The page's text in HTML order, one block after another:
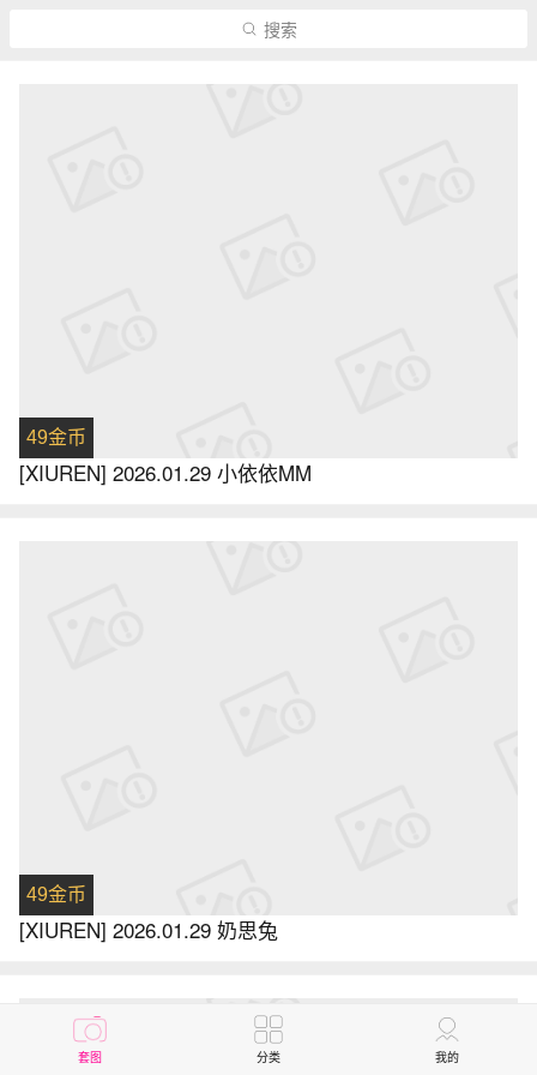
搜索
49金币
[XIUREN] 2026.01.29 小依依MM
49金币
[XIUREN] 2026.01.29 奶思兔
套图 分类 我的